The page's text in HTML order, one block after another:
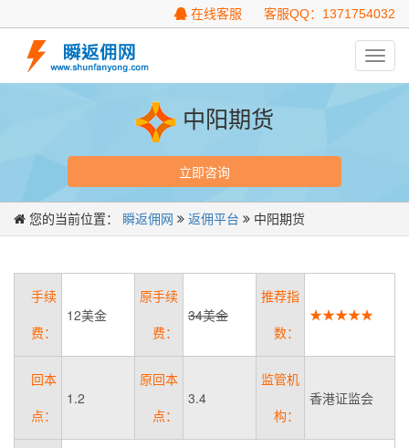
在线客服 客服QQ：1371754032
中阳期货
立即咨询
您的当前位置： 瞬返佣网 返佣平台 中阳期货
手续
费：
12美金
原手续
费：
34美金
推荐指
数：
★★★★★
回本
点：
1.2
原回本
点：
3.4
监管机
构：
香港证监会